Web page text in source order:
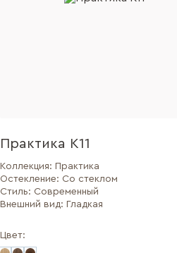
Практика К11
Коллекция: Практика
Остекление: Со стеклом
Стиль: Современный
Внешний вид: Гладкая
Цвет: